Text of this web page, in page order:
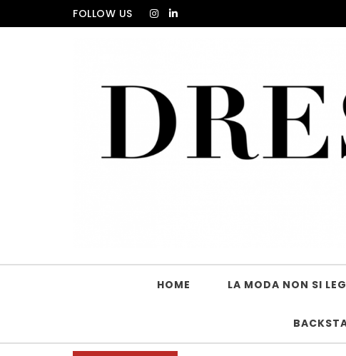
Skip to contentFOLLOW US
HOME LA MODA NON SI